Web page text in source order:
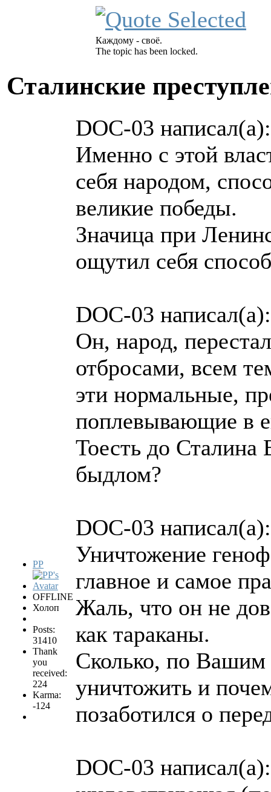
Каждому - своё.
The topic has been locked.
Сталинские
PP
OFFLINE
Холоп
Posts:
31410
Thank
you
received:
224
Karma:
-124
DOC-03 написал(а):
Именно с этой
себя народом,
великие победы.
Значица при
ощутил себя
DOC-03 написал(а):
Он, народ,
отбросами, всем
эти нормальные,
поплевывающие в
Тоесть до
быдлом?
DOC-03 написал(а):
Уничтожение
главное и самое
Жаль, что он не
как тараканы.
Сколько, по
уничтожить и
позаботился о
DOC-03 написал(а):